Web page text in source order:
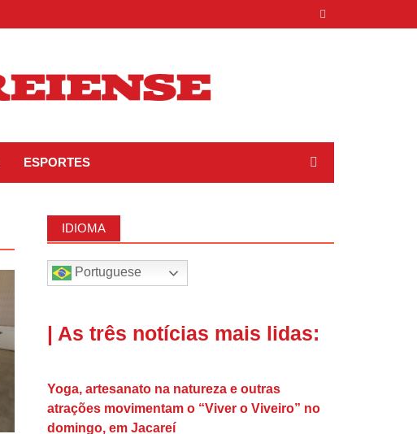
ESPORTES
IDIOMA
Portuguese
| As três notícias mais lidas:
Yoga, artesanato na natureza e outras
atrações movimentam o “Viver o Viveiro” no
domingo, em Jacareí